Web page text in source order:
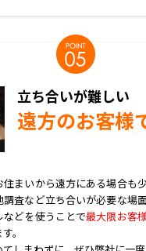
立ち合いが難しい
遠方のお客様
まいから遠方にある場合も
調査など立ち合いが必要な場
などを使うことで最大限お客
。